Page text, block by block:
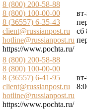
8 (800) 200-58-88
8 (800) 100-00-00
8 (36557) 6-35-43
client@russianpost.ru
hotline@russianpost.ru
https://www.pochta.ru/
сб
8 (800) 200-58-88
8 (800) 100-00-00
8 (36557) 6-41-95
client@russianpost.ru
hotline@russianpost.ru
https://www.pochta.ru/